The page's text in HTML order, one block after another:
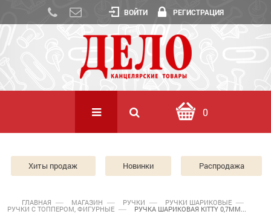
ВОЙТИ РЕГИСТРАЦИЯ
0
Хиты продаж Новинки Распродажа
ГЛАВНАЯ МАГАЗИН РУЧКИ РУЧКИ ШАРИКОВЫЕ
РУЧКИ С ТОППЕРОМ, ФИГУРНЫЕ РУЧКА ШАРИКОВАЯ KITTY 0,7ММ...